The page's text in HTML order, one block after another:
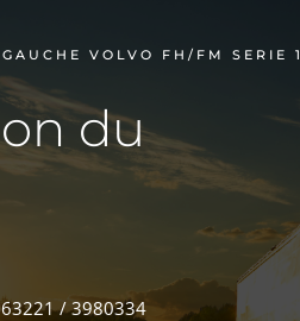
VOLVO FH/FM SERIE 1
du
/ 3980334